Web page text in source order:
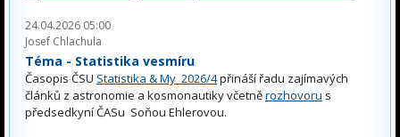
24.04.2026 05:00
Josef Chlachula
Téma - Statistika vesmíru
Časopis ČSU Statistika & My 2026/4přináší řadu zajímavých
článků z astronomie a kosmonautiky včetněrozhovoru s
předsedkyní ČASu Soňou Ehlerovou.